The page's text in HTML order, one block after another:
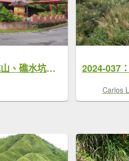
[宜蘭頭城][四]礁水坑山、礁水坑山南、礁水坑山南峰、礁水坑山南峰北、後湖子山、後湖子山南(水鴨崙)、大金面山、大金面山北峰
Carlos